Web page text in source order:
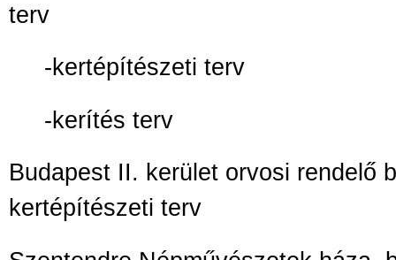
terv
-kertépítészeti terv
-kerítés terv
Budapest II. kerület orvosi rendelő
kertépítészeti terv